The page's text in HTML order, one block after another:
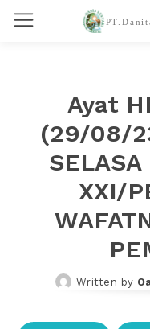
Ayat
(29/08/
XXI/
Written by